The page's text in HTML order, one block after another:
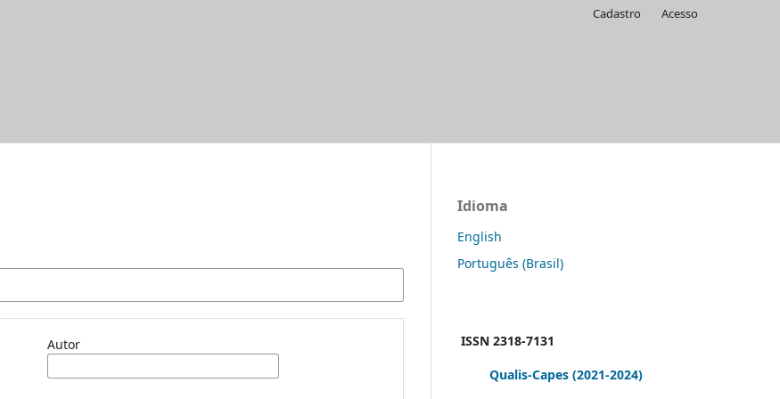
Cadastro Acesso
Autor
Idioma
English
Português (Brasil)
ISSN 2318-7131
Qualis-Capes (2021-2024)